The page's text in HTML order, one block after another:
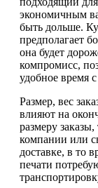
экономичным
быть дольше.
предполагает
она будет
компромисс,
удобное время
Размер, вес
влияют на
размеру
компании или
доставке, в то
печати